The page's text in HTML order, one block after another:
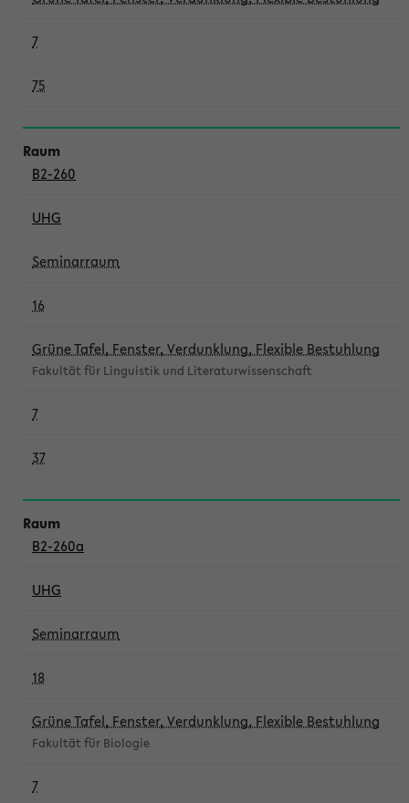
7
75
B2-260
UHG
Seminarraum
16
Grüne Tafel, Fenster, Verdunklung, Flexible Bestuhlung
Fakultät für Linguistik und Literaturwissenschaft
7
37
B2-260a
UHG
Seminarraum
18
Grüne Tafel, Fenster, Verdunklung, Flexible Bestuhlung
Fakultät für Biologie
7